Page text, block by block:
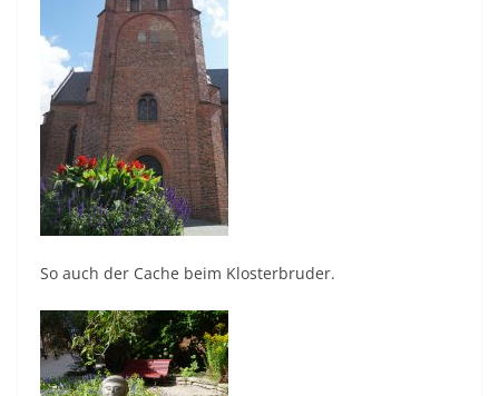
So auch der Cache beim Klosterbruder.